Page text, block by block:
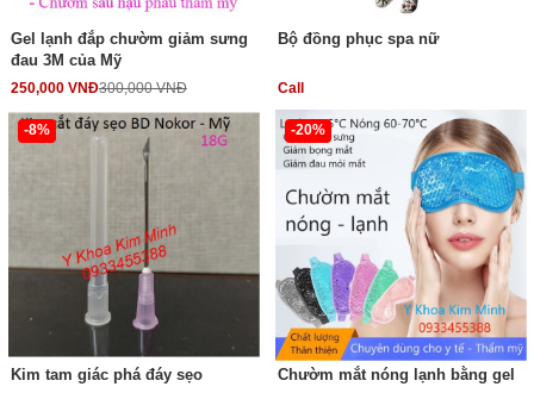
Gel lạnh đắp chườm giảm sưng
đau 3M của Mỹ
250,000 VNĐ300,000 VNĐ
Bộ đồng phục spa nữ
Call
-8%
Kim tam giác phá đáy sẹo
-20%
Chườm mắt nóng lạnh bằng gel